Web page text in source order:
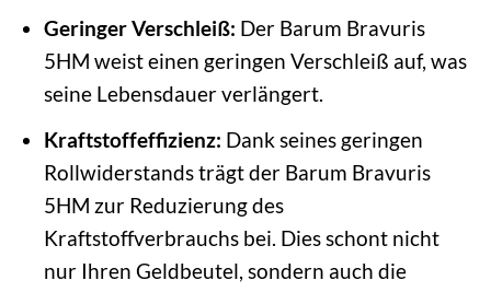
Geringer Verschleiß: Der Barum Bravuris
5HM weist einen geringen Verschleiß auf, was
seine Lebensdauer verlängert.
Kraftstoffeffizienz: Dank seines geringen
Rollwiderstands trägt der Barum Bravuris
5HM zur Reduzierung des
Kraftstoffverbrauchs bei. Dies schont nicht
nur Ihren Geldbeutel, sondern auch die